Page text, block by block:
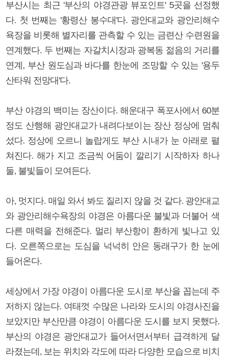
부산시는 최근 '부산의 야경관광 뷰포인트' 5곳을 선정했
다. 첫 번째는 '황령산 봉수대'다. 광안대교와 광안리해수
욕장을 비롯해 별자리를 관측할 수 있는 금련산 수련원을
연계했다. 두 번째는 자갈치시장과 광복동 젊음의 거리를
연계, 부산 원도심과 바다를 한눈에 조망할 수 있는 '용두
산타워 전망대'다.
부산 야경의 백미는 장산이다. 해운대구 폭포사에서 60분
정도 산행해 광안대교가 내려다보이는 장산 정상에 멈춰
섰다. 정상에 오르니 놀랍게도 부산 시내가 눈 아래로 펼
쳐진다. 해가 지고 조금씩 어둠이 깔리기 시작하자 하나
둘, 불빛들이 모여든다.
아, 멋지다. 매일 와서 봐도 질리지 않을 것 같다. 광안대교
와 광안리해수욕장의 야경은 아름다운 불빛과 더불어 색
다른 매력을 전해준다. 멀리 부산항이 환하게 빛나고 있
다. 오른쪽으로는 도심을 넉넉히 안은 동래구가 한 눈에
들어온다.
세상에서 가장 야경이 아름다운 도시로 부산을 꼽는데 주
저하지 않는다. 여태껏 수많은 나라와 도시의 야경사진을
보았지만 부산만큼 야경이 아름다운 도시를 보지 못했다.
부산의 야경은 광안대교가 들어서면서부터 급격하게 달
라졌는데, 보는 위치와 각도에 따라 다양한 모습으로 비치